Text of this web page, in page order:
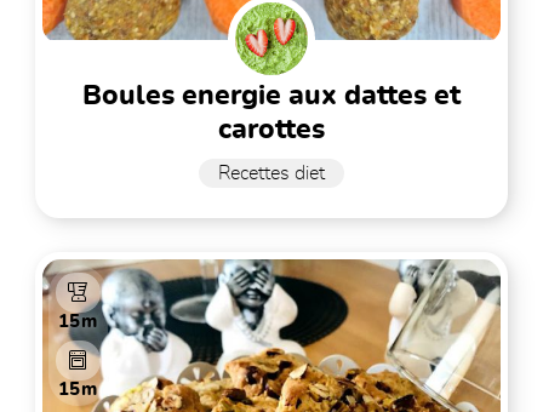
boules energie aux dattes et
carottes
Recettes diet
15m
15m